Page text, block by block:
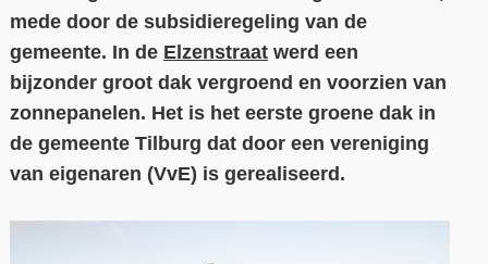
mede door de subsidieregeling van de
gemeente. In de Elzenstraatwerd een
bijzonder groot dak vergroend en voorzien van
zonnepanelen. Het is het eerste groene dak in
de gemeente Tilburg dat door een vereniging
van eigenaren (VvE) is gerealiseerd.
Contact
Over ons
LIFE-IP Klimaatadaptatie
Weerbaar Dommelland